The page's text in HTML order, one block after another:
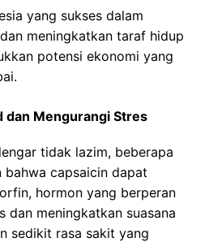
yang sukses dalam
meningkatkan taraf hidup
potensi ekonomi yang
dan Mengurangi Stres
tidak lazim, beberapa
bahwa capsaicin dapat
hormon yang berperan
dan meningkatkan suasana
sedikit rasa sakit yang